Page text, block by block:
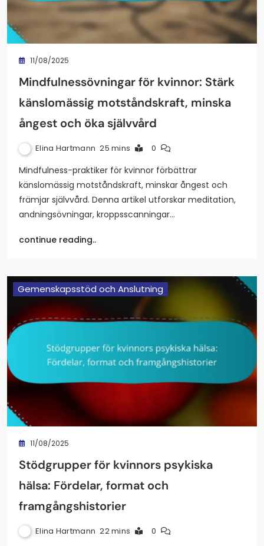
11/08/2025
Mindfulnessövningar för kvinnor: Stärk
känslomässig motståndskraft, minska
ångest och öka självvård
Elina Hartmann 25 mins 0
Mindfulness-praktiker för kvinnor förbättrar
känslomässig motståndskraft, minskar ångest och
främjar självvård. Denna artikel utforskar meditation,
andningsövningar, kroppsscanningar…
continue reading..
Gemenskapsstöd och Anslutning
11/08/2025
Stödgrupper för kvinnors psykiska
hälsa: Fördelar, format och
framgångshistorier
Elina Hartmann 22 mins 0